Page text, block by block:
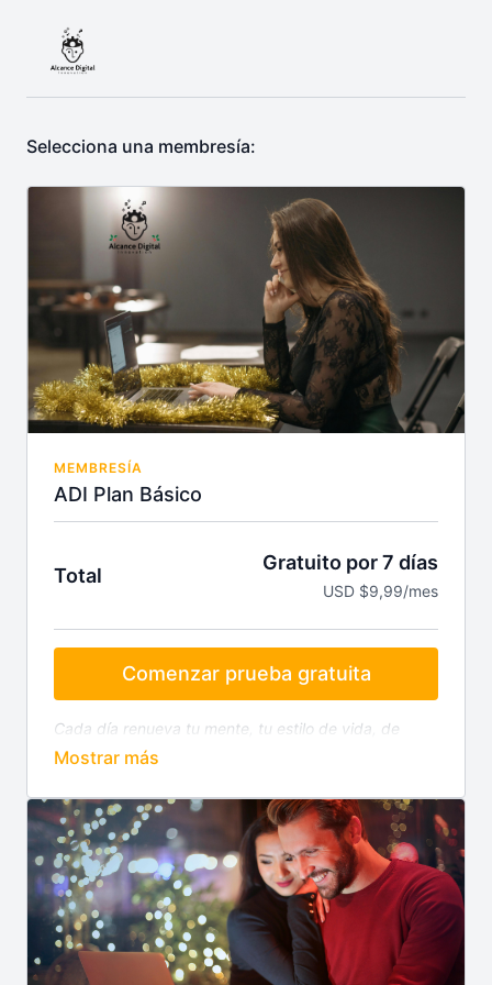
Selecciona una membresía:
MEMBRESÍA
ADI Plan Básico
Total
Gratuito por 7 días
USD $9,99/mes
Comenzar prueba gratuita
Cada día renueva tu mente, tu estilo de vida, de
trabajo y de dar resultados. Sin importar la hora ni el
Innovation encendiendo propósitos, impulsando
sueños!.
Tu suscripción incluye:
App "Alcance Digital Innovation" para iOS y
Android
Cursos y Capacitación con nuestros
Colaboradores expertos en tecnología,